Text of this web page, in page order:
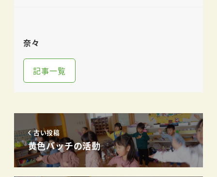
奈々
記事一覧
古い投稿
黄色バッチの活動